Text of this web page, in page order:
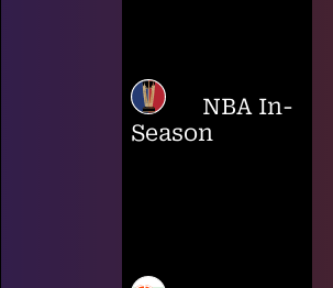
NBA In-
Season